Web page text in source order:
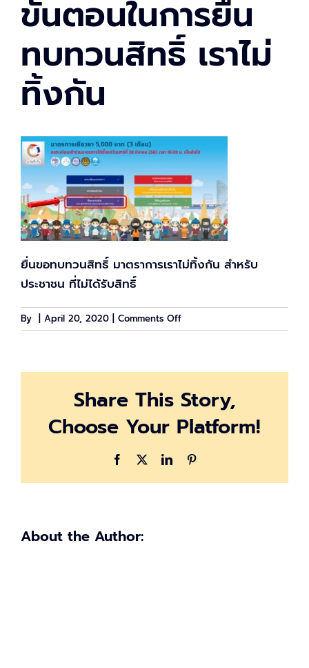
ขั้นตอนในการยื่น
ทบทวนสิทธิ์ เราไม่
ทิ้งกัน
ยื่นขอทบทวนสิทธิ์ มาตราการเราไม่ทิ้งกัน สำหรับ
ประชาชน ที่ไม่ได้รับสิทธิ์
By April 20, 2020 Comments Offon
ขั้น
ยื่น
ทบทวน
สิทธิ์
ไม่
กัน
Share This Story,
Choose Your Platform!
Facebook LinkedIn
About the Author: